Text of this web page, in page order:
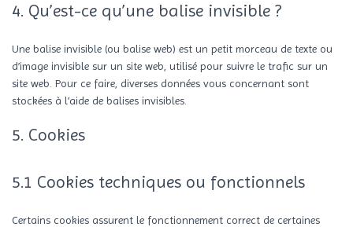
4. Qu’est-ce qu’une balise invisible ?
Une balise invisible (ou balise web) est un petit morceau de texte ou
d’image invisible sur un site web, utilisé pour suivre le trafic sur un
site web. Pour ce faire, diverses données vous concernant sont
stockées à l’aide de balises invisibles.
5. Cookies
5.1 Cookies techniques ou fonctionnels
Certains cookies assurent le fonctionnement correct de certaines